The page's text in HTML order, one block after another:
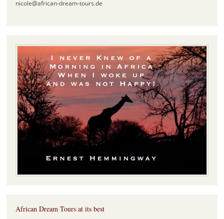
nicole@african-dream-tours.de
African Dream Tours at its best